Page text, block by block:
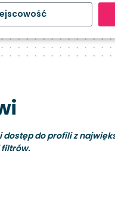
do profili z
filtrów.